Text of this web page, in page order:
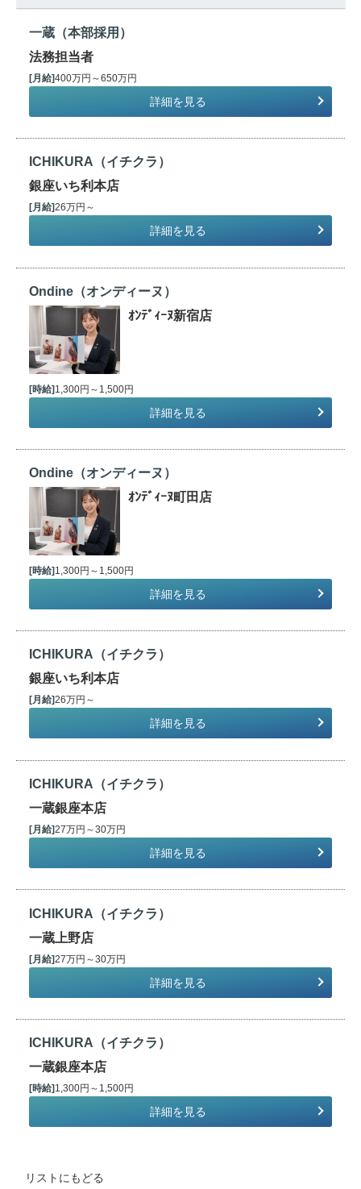
一蔵（本部採用）
法務担当者
[月給]400万円～650万円
詳細を見る
ICHIKURA（イチクラ）
銀座いち利本店
[月給]26万円～
詳細を見る
Ondine（オンディーヌ）
ｵﾝﾃﾞｨｰﾇ新宿店
[時給]1,300円～1,500円
詳細を見る
Ondine（オンディーヌ）
ｵﾝﾃﾞｨｰﾇ町田店
[時給]1,300円～1,500円
詳細を見る
ICHIKURA（イチクラ）
銀座いち利本店
[月給]26万円～
詳細を見る
ICHIKURA（イチクラ）
一蔵銀座本店
[月給]27万円～30万円
詳細を見る
ICHIKURA（イチクラ）
一蔵上野店
[月給]27万円～30万円
詳細を見る
ICHIKURA（イチクラ）
一蔵銀座本店
[時給] 1,300円～1,500円
詳細を見る
リストにもどる